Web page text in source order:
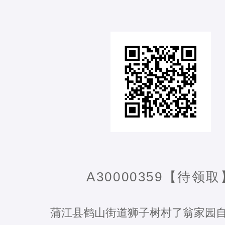
A30000359【待领取
蒲江县鹤山街道狮子树村了翁家园